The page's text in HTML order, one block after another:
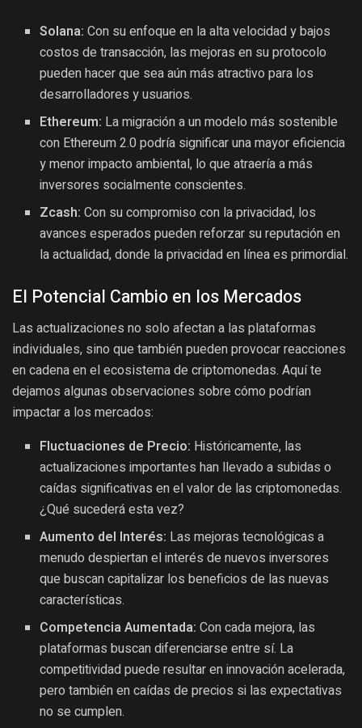
Solana: Con su enfoque en la alta velocidad y bajos
costos de transacción, las mejoras en su protocolo
pueden hacer que sea aún más atractivo para los
desarrolladores y usuarios.
Ethereum: La migración a un modelo más sostenible
con Ethereum 2.0 podría significar una mayor eficiencia
y menor impacto ambiental, lo que atraería a más
inversores socialmente conscientes.
Zcash: Con su compromiso con la privacidad, los
avances esperados pueden reforzar su reputación en
la actualidad, donde la privacidad en línea es primordial.
El Potencial Cambio en los Mercados
Las actualizaciones no solo afectan a las plataformas
individuales, sino que también pueden provocar reacciones
en cadena en el ecosistema de criptomonedas. Aquí te
dejamos algunas observaciones sobre cómo podrían
impactar a los mercados:
Fluctuaciones de Precio: Históricamente, las
actualizaciones importantes han llevado a subidas o
caídas significativas en el valor de las criptomonedas.
¿Qué sucederá esta vez?
Aumento del Interés: Las mejoras tecnológicas a
menudo despiertan el interés de nuevos inversores
que buscan capitalizar los beneficios de las nuevas
características.
Competencia Aumentada: Con cada mejora, las
plataformas buscan diferenciarse entre sí. La
competitividad puede resultar en innovación acelerada,
pero también en caídas de precios si las expectativas
no se cumplen.